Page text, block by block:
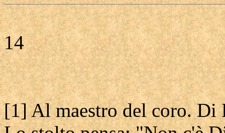
14
[1] Al maestro del coro. Di